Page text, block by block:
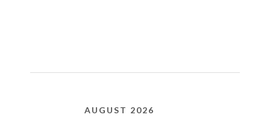
AUGUST 2026